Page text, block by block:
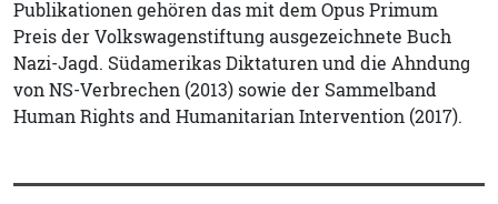
Publikationen gehören das mit dem Opus Primum
Preis der Volkswagenstiftung ausgezeichnete Buch
Nazi-Jagd. Südamerikas Diktaturen und die Ahndung
von NS-Verbrechen (2013) sowie der Sammelband
Human Rights and Humanitarian Intervention (2017).